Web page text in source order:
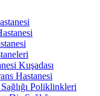
Kuşadası
Hastanesi
Poliklinkleri